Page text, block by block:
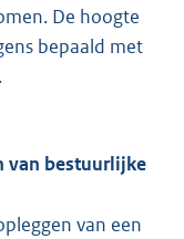
De hoogte
bepaald met
van bestuurlijke
van een